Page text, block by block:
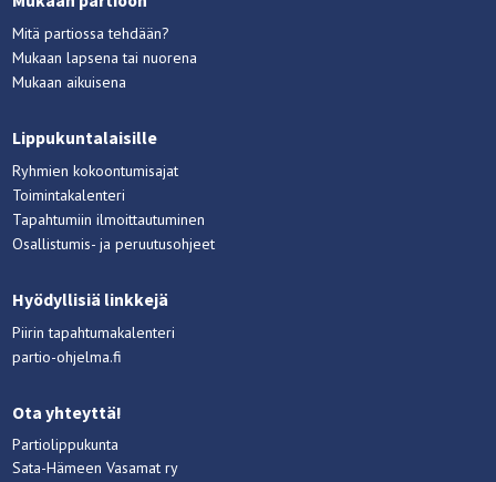
Mitä partiossa tehdään?
Mukaan lapsena tai nuorena
Mukaan aikuisena
Lippukuntalaisille
Ryhmien kokoontumisajat
Toimintakalenteri
Tapahtumiin ilmoittautuminen
Osallistumis- ja peruutusohjeet
Hyödyllisiä linkkejä
Piirin tapahtumakalenteri
partio-ohjelma.fi
Ota yhteyttä!
Partiolippukunta
Sata-Hämeen Vasamat ry